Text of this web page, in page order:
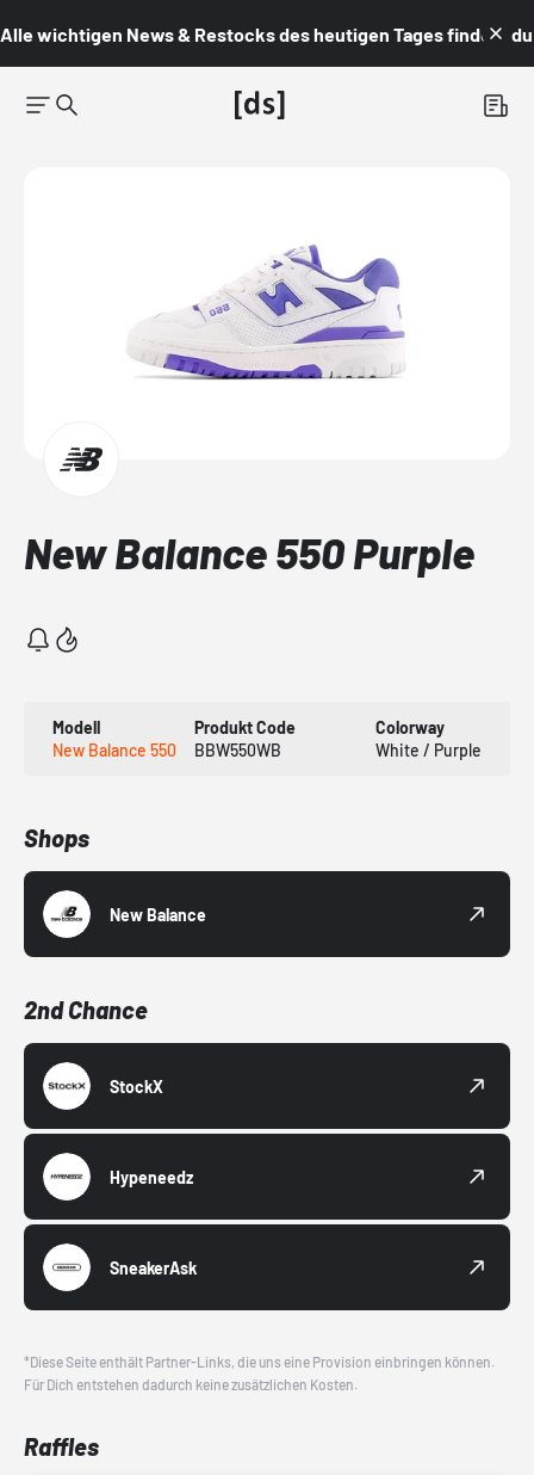
Alle wichtigen News & Restocks des heutigen Tages findest du
New Balance 550 Purple
Modell
New Balance 550
Produkt Code
BBW550WB
Colorway
White / Purple
Shops
New Balance
2nd Chance
StockX
Hypeneedz
SneakerAsk
*Diese Seite enthält Partner-Links, die uns eine Provision einbringen können.
Für Dich entstehen dadurch keine zusätzlichen Kosten.
Raffles